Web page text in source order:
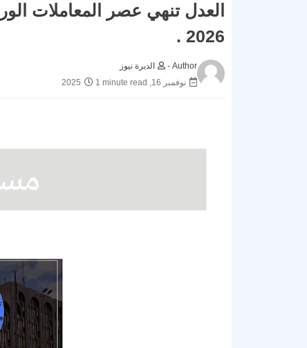
العدل تنهي عصر المعاملات
2026 .
Author -
الديرة نيوز
نوفمبر 16, 2025
1 minute read